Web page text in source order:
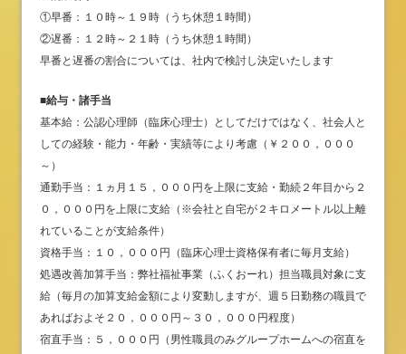
①早番：１０時～１９時（うち休憩１時間）
②遅番：１２時～２１時（うち休憩１時間）
早番と遅番の割合については、社内で検討し決定いたします
■給与・諸手当
基本給：公認心理師（臨床心理士）としてだけではなく、社会人と
しての経験・能力・年齢・実績等により考慮（￥２００，０００
～）
通勤手当：１ヵ月１５，０００円を上限に支給・勤続２年目から２
０，０００円を上限に支給（※会社と自宅が２キロメートル以上離
れていることが支給条件）
資格手当：１０，０００円（臨床心理士資格保有者に毎月支給）
処遇改善加算手当：弊社福祉事業（ふくおーれ）担当職員対象に支
給（毎月の加算支給金額により変動しますが、週５日勤務の職員で
あればおよそ２０，０００円～３０，０００円程度）
宿直手当：５，０００円（男性職員のみグループホームへの宿直を